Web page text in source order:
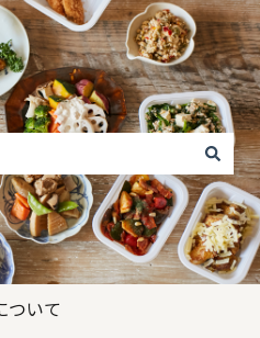
候補はありません。
ついて